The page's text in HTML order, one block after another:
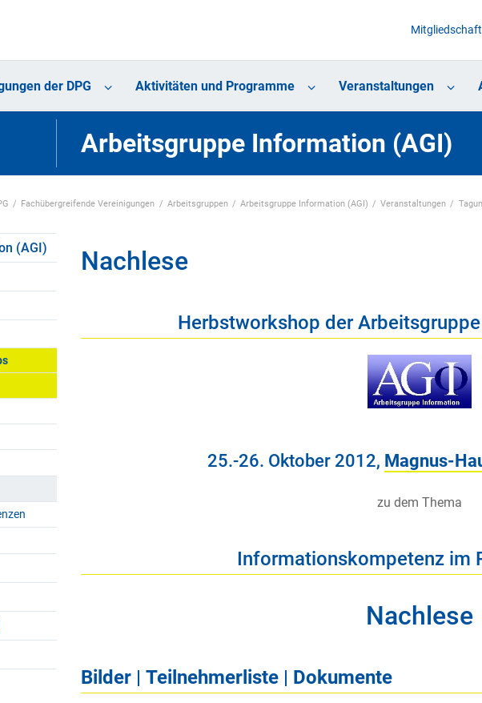
Mitgliedschaft
der DPG Aktivitäten und Programme Veranstaltungen
Arbeitsgruppe Information (AGI)
Fachübergreifende Vereinigungen Arbeitsgruppen Arbeitsgruppe Information (AGI) Veranstaltungen
(AGI)
Nachlese
Herbstworkshop der
25.-26. Oktober 2012, Magnus-
zu dem Thema
Informationskompetenz im
Nachlese
Bilder| Teilnehmerliste| Dokumente